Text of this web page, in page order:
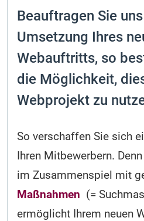
Beauftragen Sie
Umsetzung Ihres
Webauftritts, so
die Möglichkeit,
Webprojekt zu
So verschaffen Sie sich
Ihren Mitbewerbern.
im Zusammenspiel mit
Maßnahmen (=
ermöglicht Ihrem neuen